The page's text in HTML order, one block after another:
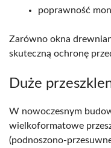
poprawność
Zarówno okna
skuteczną ochronę
Duże
W nowoczesnym
wielkoformatowe
(podnoszono-